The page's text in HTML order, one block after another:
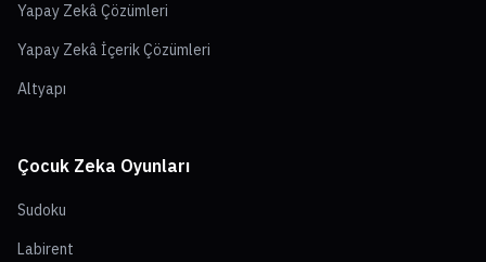
Yapay Zekâ Çözümleri
Yapay Zekâ İçerik Çözümleri
Altyapı
Çocuk Zeka Oyunları
Sudoku
Labirent